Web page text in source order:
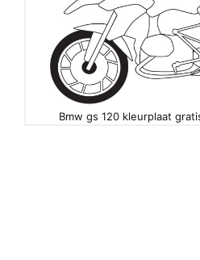
Bmw gs 120 kleurplaat